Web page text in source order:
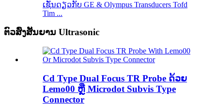
ເຊັ່ນດຽວກັບ GE & Olympus Transducers Tofd
Tim ...
ຕົວສົ່ງສັນຍານ Ultrasonic
Cd Type Dual Focus TR Probe ດ້ວຍ
Lemo00 ຫຼື Microdot Subvis Type
Connector